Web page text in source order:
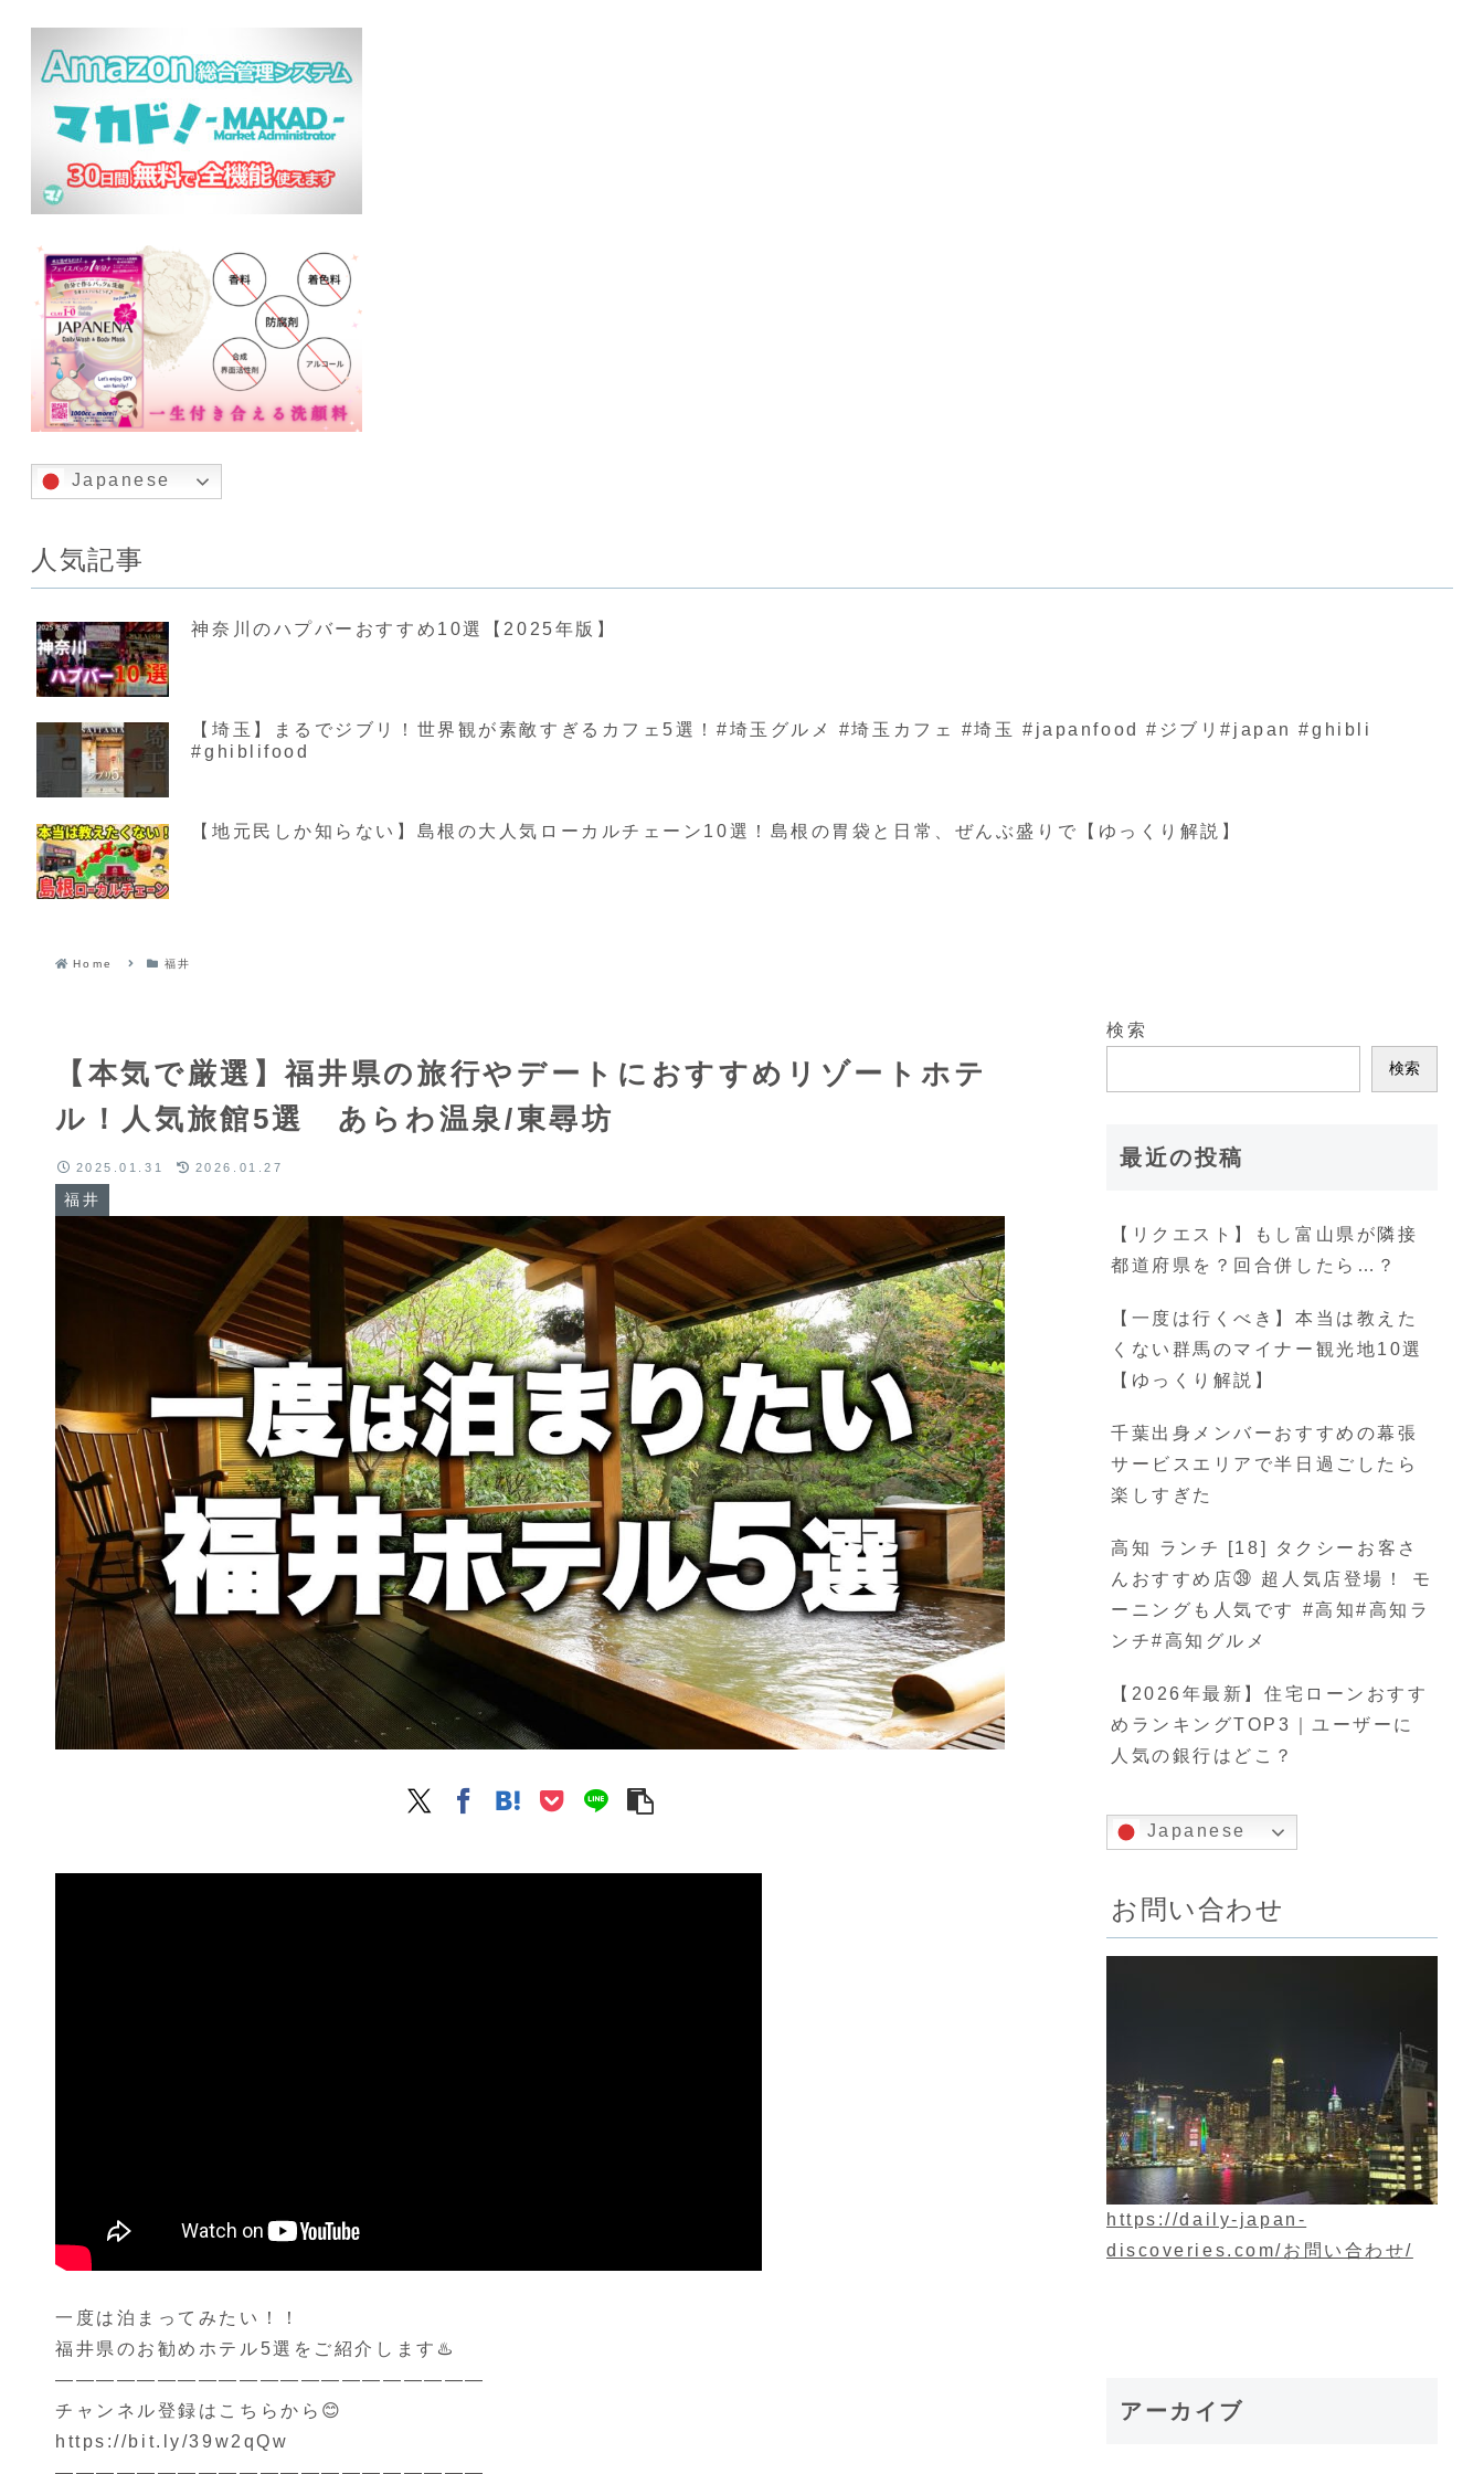
Japanese
人気記事
神奈川のハプバーおすすめ10選【2025年版】
【埼玉】まるでジブリ！世界観が素敵すぎるカフェ5選！#埼玉グルメ #埼玉カフェ #埼玉 #japanfood #ジブリ#japan #ghibli
#ghiblifood
【地元民しか知らない】島根の大人気ローカルチェーン10選！島根の胃袋と日常、ぜんぶ盛りで【ゆっくり解説】
Home 福井
【本気で厳選】福井県の旅行やデートにおすすめリゾートホテ
ル！人気旅館5選 あらわ温泉/東尋坊
福井
2025.01.31 2026.01.27
一度は泊まってみたい！！
福井県のお勧めホテル5選をご紹介します♨️
—————————————————————
チャンネル登録はこちらから😊
https://bit.ly/39w2qQw​​​​
検索
検索
最近の投稿
【リクエスト】もし富山県が隣接
都道府県を？回合併したら…？
【一度は行くべき】本当は教えた
くない群馬のマイナー観光地10選
【ゆっくり解説】
千葉出身メンバーおすすめの幕張
サービスエリアで半日過ごしたら
楽しすぎた
高知 ランチ [18] タクシーお客さ
んおすすめ店㊴ 超人気店登場！ モ
ーニングも人気です #高知#高知ラ
ンチ#高知グルメ
【2026年最新】住宅ローンおすす
めランキングTOP3｜ユーザーに
人気の銀行はどこ？
Japanese
お問い合わせ
https://daily-japan-
discoveries.com/お問い合わせ/
アーカイブ